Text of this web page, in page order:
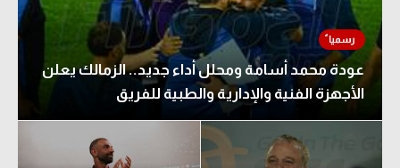
عودة محمد أسامة ومحلل أداء جديد.. الزمالك يعلن
الأجهزة الفنية والإدارية والطبية للفريق